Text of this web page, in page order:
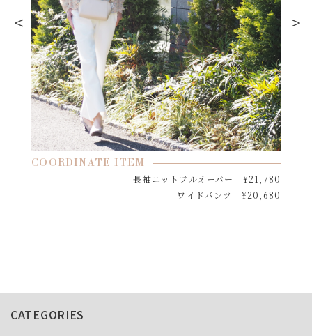
COORDINATE ITEM
長袖ニットプルオーバー ¥21,780
ワイドパンツ ¥20,680
CATEGORIES